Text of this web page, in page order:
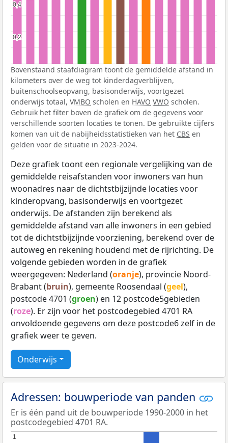
0,2
0,2
0,4
0,4
Bovenstaand staafdiagram toont de gemiddelde afstand in
kilometers over de weg tot kinderdagverblijven,
buitenschoolseopvang, basisonderwijs, voortgezet
onderwijs totaal, VMBO scholen en HAVO VWO scholen.
Gebruik het filter boven de grafiek om de gegevens voor
verschillende soorten locaties te tonen. De gebruikte cijfers
komen van uit de nabijheidsstatistieken van het CBS en
gelden voor de situatie in 2023-2024.
Deze grafiek toont een regionale vergelijking van de
gemiddelde reisafstanden voor inwoners van hun
woonadres naar de dichtstbijzijnde locaties voor
kinderopvang, basisonderwijs en voortgezet
onderwijs. De afstanden zijn berekend als
gemiddelde afstand van alle inwoners in een gebied
tot de dichtstbijzijnde voorziening, berekend over de
autoweg en rekening houdend met de rijrichting. De
volgende gebieden worden in de grafiek
weergegeven: Nederland (oranje), provincie Noord-
Brabant (bruin), gemeente Roosendaal (geel),
postcode 4701 (groen) en 12 postcode5gebieden
(roze). Er zijn voor het postcodegebied 4701 RA
onvoldoende gegevens om deze postcode6 zelf in de
grafiek weer te geven.
Onderwijs
Adressen: bouwperiode van panden
Er is één pand uit de bouwperiode 1990-2000 in het
postcodegebied 4701 RA.
11